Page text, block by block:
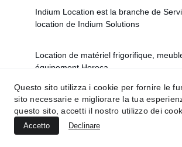
Indium Location est la branche de
location de Indium Solutions
Location de matériel frigorifique,
équipement Horeca
Siret : 83836734000034 -
Questo sito utilizza i cookie per fornire le
sito necessarie e migliorare la tua
questo sito, accetti il nostro utilizzo dei
Accetto Declinare